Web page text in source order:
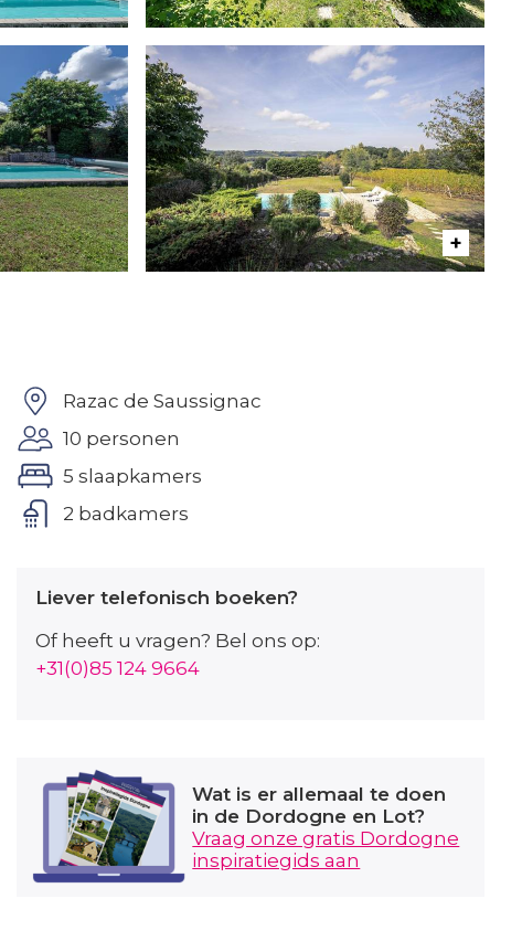
Razac de Saussignac
10 personen
5 slaapkamers
2 badkamers
Liever telefonisch boeken?
Of heeft u vragen? Bel ons op:
+31(0)85 124 9664
Wat is er allemaal te doen
in de Dordogne en Lot?
Vraag onze gratis Dordogne
inspiratiegids aan